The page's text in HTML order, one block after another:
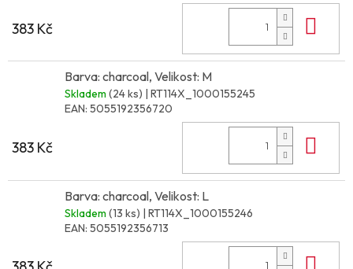
383 Kč
Barva: charcoal, Velikost: M
Skladem (24 ks) | RT114X_1000155245
EAN: 5055192356720
383 Kč
Barva: charcoal, Velikost: L
Skladem (13 ks) | RT114X_1000155246
EAN: 5055192356713